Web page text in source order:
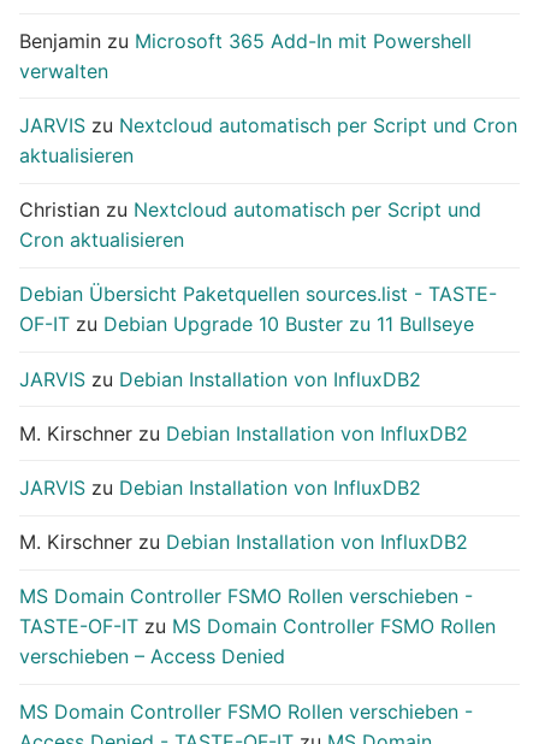
Benjamin zu Microsoft 365 Add-In mit Powershell
verwalten
JARVIS zu Nextcloud automatisch per Script und Cron
aktualisieren
Christian zu Nextcloud automatisch per Script und
Cron aktualisieren
Debian Übersicht Paketquellen sources.list - TASTE-
OF-IT zu Debian Upgrade 10 Buster zu 11 Bullseye
JARVIS zu Debian Installation von InfluxDB2
M. Kirschner zu Debian Installation von InfluxDB2
JARVIS zu Debian Installation von InfluxDB2
M. Kirschner zu Debian Installation von InfluxDB2
MS Domain Controller FSMO Rollen verschieben -
TASTE-OF-IT zu MS Domain Controller FSMO Rollen
verschieben – Access Denied
MS Domain Controller FSMO Rollen verschieben -